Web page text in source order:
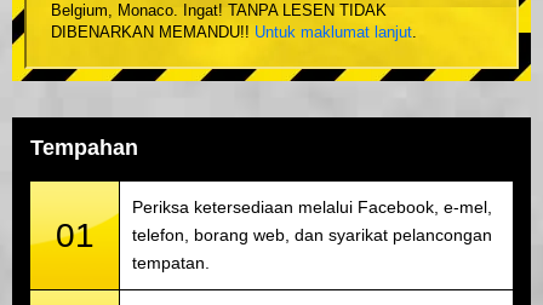
Belgium, Monaco. Ingat! TANPA LESEN TIDAK
DIBENARKAN MEMANDU!! Untuk maklumat lanjut.
Tempahan
01
Periksa ketersediaan melalui Facebook, e-mel,
telefon, borang web, dan syarikat pelancongan
tempatan.